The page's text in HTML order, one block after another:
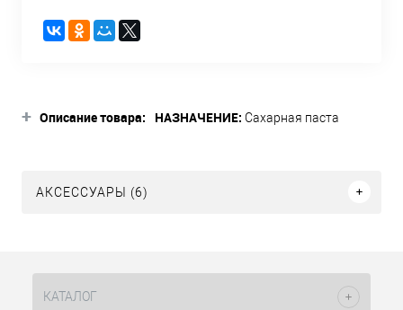
+ Описание товара: НАЗНАЧЕНИЕ: Сахарная паста
Нанести пасту на подготовленный
АКСЕССУАРЫ (6)
КАТАЛОГ